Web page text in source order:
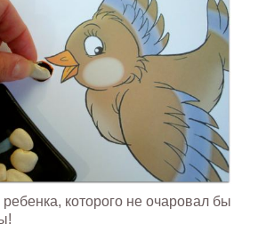
которого не очаровал бы